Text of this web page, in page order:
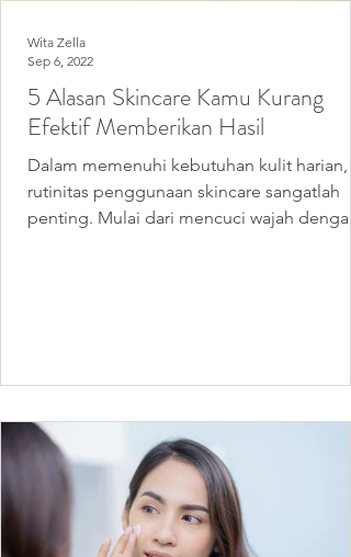
5 Alasan Skincare Kamu Kurang
Efektif Memberikan Hasil
Dalam memenuhi kebutuhan kulit harian,
rutinitas penggunaan skincare sangatlah
penting. Mulai dari mencuci wajah dengan
Wita Zella
Sep 6, 2022